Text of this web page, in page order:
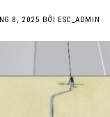
8, 2025 BỞI ESC_ADMIN